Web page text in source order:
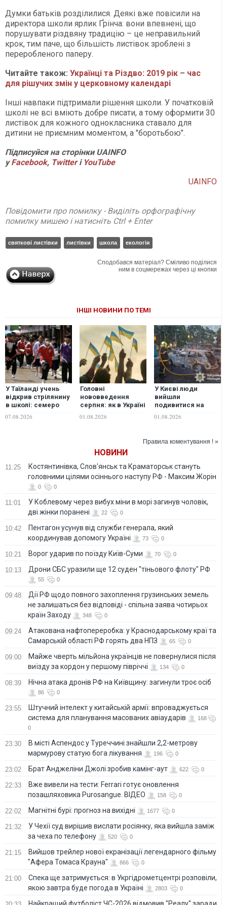
Думки батьків розділилися. Деякі вже повісили на
директора школи ярлик Ґрінча: вони впевнені, що
порушувати різдвяну традицію – це неправильний
крок, тим паче, що більшість листівок зроблені з
переробленого паперу.
Читайте також: Українці та Різдво: 2019 рік – час
для рішучих змін у церковному календарі
Інші навпаки підтримали рішення школи. У початковій
школі не всі вміють добре писати, а тому оформити 30
листівок для кожного однокласника ставало для
дитини не приємним моментом, а "боротьбою".
Підписуйся на сторінки UAINFO
уFacebook, Twitter і YouTube
UAINFO
Повідомити про помилку - Виділіть орфографічну
помилку мишею і натисніть Ctrl + Enter
святкові листівки листівки школа екологія
Сподобався матеріал? Сміливо поділися
ним в соцмережах через ці кнопки
ІНШІ НОВИНИ ПО ТЕМІ
У Таїланді учень
відкрив стрілянину
в школі: семеро
поранених
07.08.2026
Головні
нововведення
серпня: як в Україні
соцвиплати,
01.08.2026
У Києві люди
вийшли
подивитися на
той момент росіяни
01.08.2026
Правила коментування ! »
НОВИНИ
11:25
Костянтинівка, Слов'янськ та Краматорськ стануть
головними цілями осіннього наступу РФ - Максим Жорін
0 0
11:01
У Коблевому через вибух міни в морі загинув чоловік,
дві жінки поранені
22 0
10:42
Пентагон усунув від служби генерала, який
координував допомогу Україні
73 0
10:21 Ворог ударив по поїзду Київ-Суми 70 0
10:13 Дрони СБС уразили ще 12 суден "тіньового флоту" РФ
55 0
09:48
Дії РФ щодо повного захоплення грузинських земель
не залишаться без відповіді - спільна заява чотирьох
країн Заходу
348 0
09:24
Атакована нафтопереробка: у Краснодарському краї та
Самарській області РФ горять два НПЗ
65 0
09:00
Майже чверть мільйона українців не повернулися після
виїзду за кордон у першому півріччі
134 0
08:39 Нічна атака дронів РФ на Київщину: загинули троє осіб
86 0
23:55
Штучний інтелект у китайській армії: впроваджується
система для планування масованих авіаударів
168
0
23:30
В місті Аспендос у Туреччині знайшли 2,2-метрову
мармурову статую бога лікування
196 0
23:02 Брат Анджеліни Джолі зробив камінг-аут 622 0
22:33
Вже вивели на тести: Ferrari готує оновлення
позашляховика Purosangue. ВІДЕО
158 0
22:02 Магнітні бурі: прогноз на вихідні 1677 0
21:32
У Чехії суд вирішив вислати росіянку, яка вийшла заміж
за чеха по телефону
520 0
21:15
Вийшов трейлер нової екранізації легендарного фільму
"Афера Томаса Крауна"
866 0
21:00
Спека ще затримується: в Укргідрометцентрі розповіли,
якою завтра буде погода в Україні
2803 0